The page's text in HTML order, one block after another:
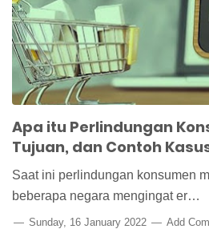
Apa itu Perlindungan
Tujuan, dan Contoh
Saat ini perlindungan konsumen
beberapa negara mengingat er…
Sunday, 16 January 2022 Add